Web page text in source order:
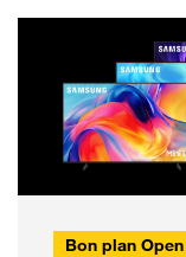
Bon plan Open